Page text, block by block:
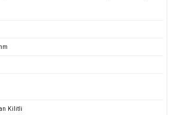
Kilitli